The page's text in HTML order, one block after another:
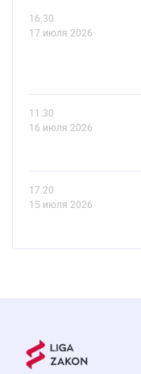
16.30
17 июля 2026
11.30
16 июля 2026
17.20
15 июля 2026